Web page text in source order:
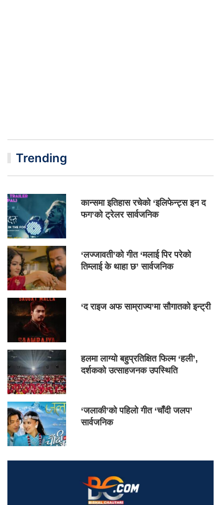
Trending
कान्समा इतिहास रचेको ‘इलिफेन्ट्स इन द
फग’को ट्रेलर सार्वजनिक
‘लज्जावती’को गीत ‘मलाई पिर परेको
तिम्लाई के थाहा छ’ सार्वजनिक
‘द राइज अफ साम्राज्य’मा सौगातको इन्ट्री
हलमा लाग्यो बहुप्रतिक्षित फिल्म ‘हली’,
दर्शकको उत्साहजनक उपस्थिति
‘जलाकी’को पहिलो गीत ‘चाँदी जलप’
सार्वजनिक